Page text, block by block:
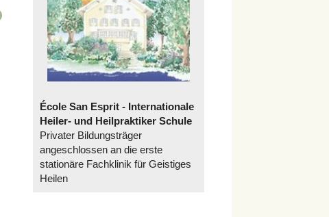
École San Esprit - Internationale
Heiler- und Heilpraktiker Schule
Privater Bildungsträger
angeschlossen an die erste
stationäre Fachklinik für Geistiges
Heilen